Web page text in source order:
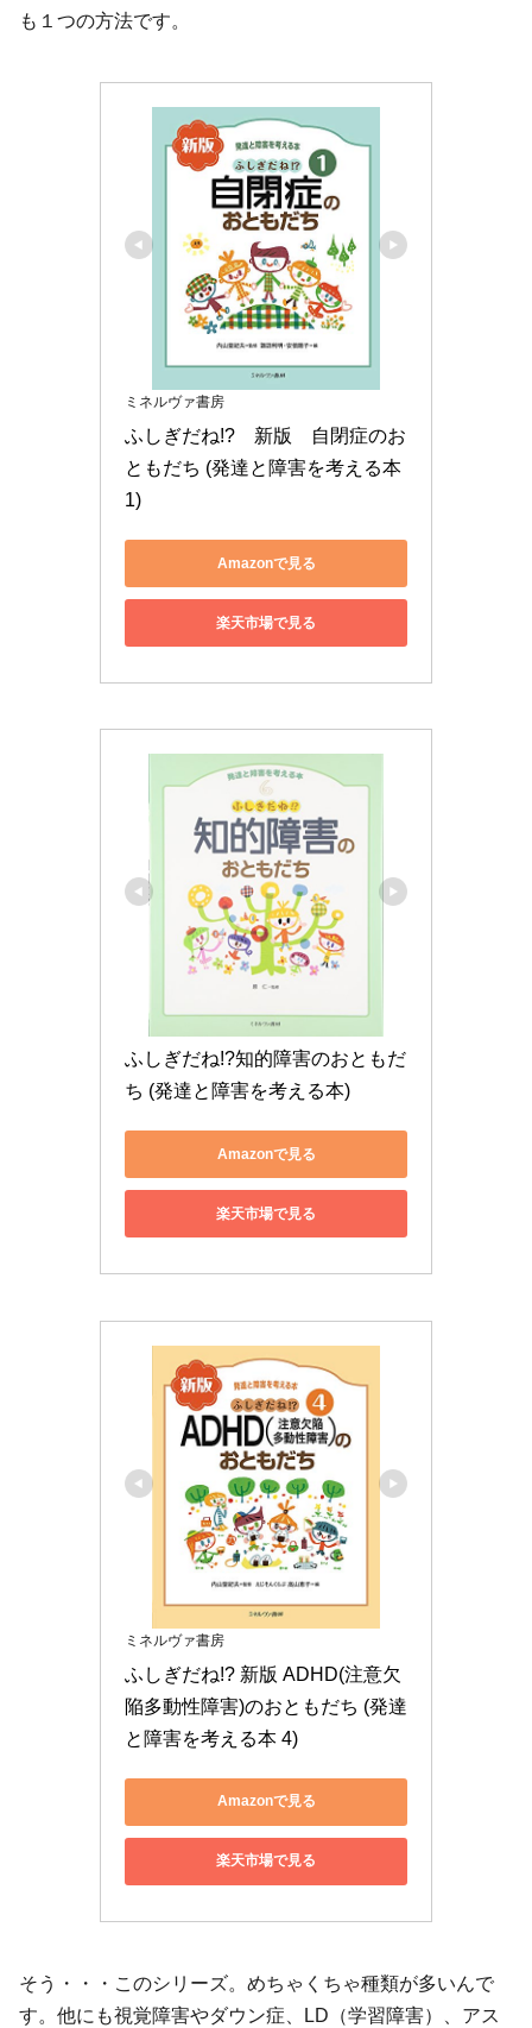
も１つの方法です。
ミネルヴァ書房
ふしぎだね!?　新版　自閉症のお
ともだち (発達と障害を考える本
1)
Amazonで見る
楽天市場で見る
ふしぎだね!?知的障害のおともだ
ち (発達と障害を考える本)
Amazonで見る
楽天市場で見る
ミネルヴァ書房
ふしぎだね!? 新版 ADHD(注意欠
陥多動性障害)のおともだち (発達
と障害を考える本 4)
Amazonで見る
楽天市場で見る
そう・・・このシリーズ。めちゃくちゃ種類が多いんで
す。他にも視覚障害やダウン症、LD（学習障害）、アス